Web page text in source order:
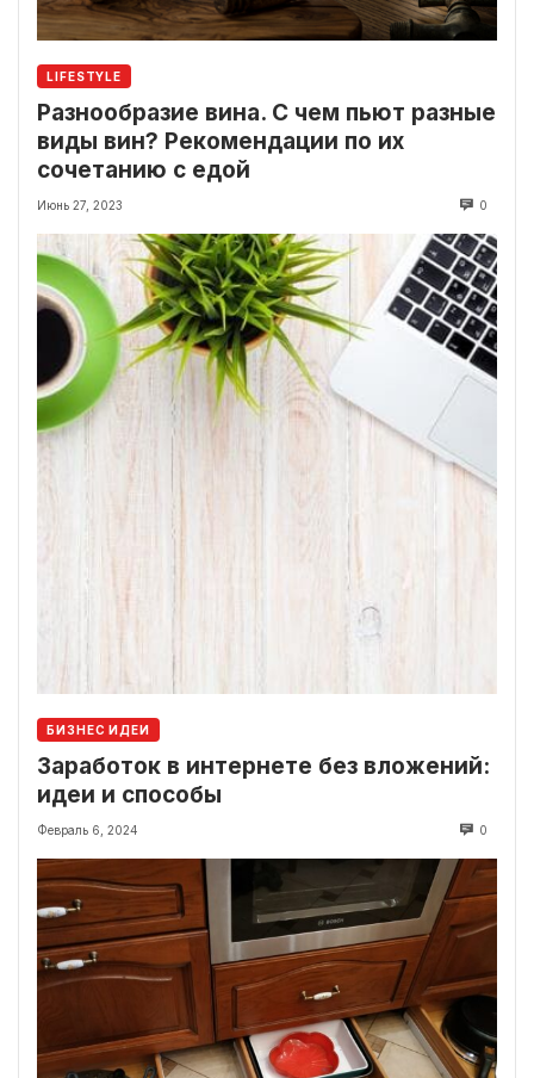
LIFESTYLE
Разнообразие вина. С чем пьют разные
виды вин? Рекомендации по их
сочетанию с едой
Июнь 27, 2023 0
БИЗНЕС ИДЕИ
Заработок в интернете без вложений:
идеи и способы
Февраль 6, 2024 0